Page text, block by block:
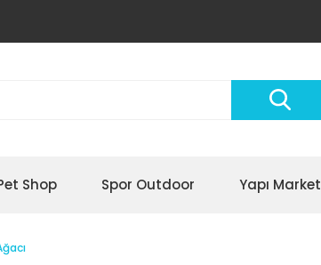
Shop Spor Outdoor Yapı Market